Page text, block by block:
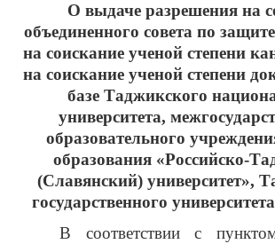
О выдаче разрешения на
объединенного совета по
на соискание ученой степени
на соискание ученой степени
базе Таджикского
университета,
образовательного
образования «Российско-
(Славянский) университет»,
государственного
В соответствии с